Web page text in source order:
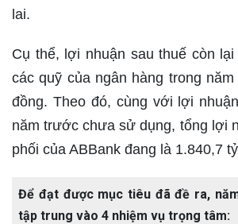
lai.
Cụ thể, lợi nhuận sau thuế còn
các quỹ của ngân hàng trong
đồng. Theo đó, cùng với lợi
năm trước chưa sử dụng, tổng lợi
phối của ABBank đang là 1.840,7
Để đạt được mục tiêu đã đề ra,
tập trung vào 4 nhiệm vụ trọng tâm: